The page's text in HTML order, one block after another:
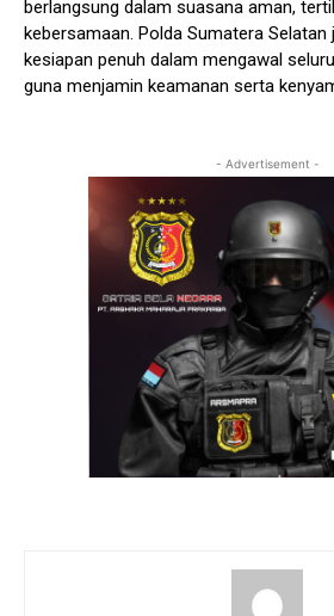
berlangsung dalam suasana aman,
kebersamaan. Polda Sumatera Selatan
kesiapan penuh dalam mengawal
guna menjamin keamanan serta
- Advertisement -